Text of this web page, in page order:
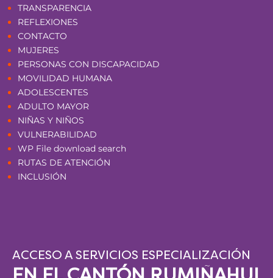
TRANSPARENCIA
REFLEXIONES
CONTACTO
MUJERES
PERSONAS CON DISCAPACIDAD
MOVILIDAD HUMANA
ADOLESCENTES
ADULTO MAYOR
NIÑAS Y NIÑOS
VULNERABILIDAD
WP File download search
RUTAS DE ATENCIÓN
INCLUSIÓN
ACCESO A SERVICIOS ESPECIALIZACIÓN